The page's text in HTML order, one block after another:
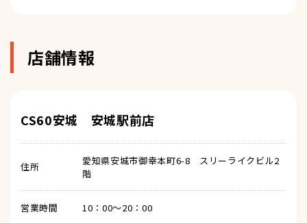
店舗情報
CS60安城 安城駅前店
住所
愛知県安城市御幸本町6-8 スリーライクビル2
階
営業時間 10：00～20：00